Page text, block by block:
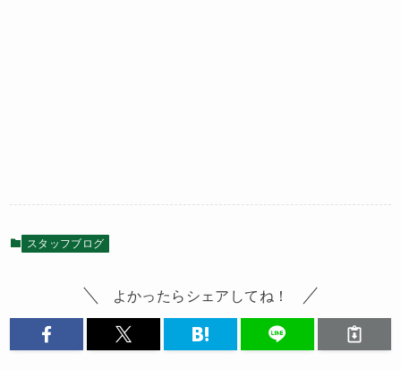
スタッフブログ
よかったらシェアしてね！